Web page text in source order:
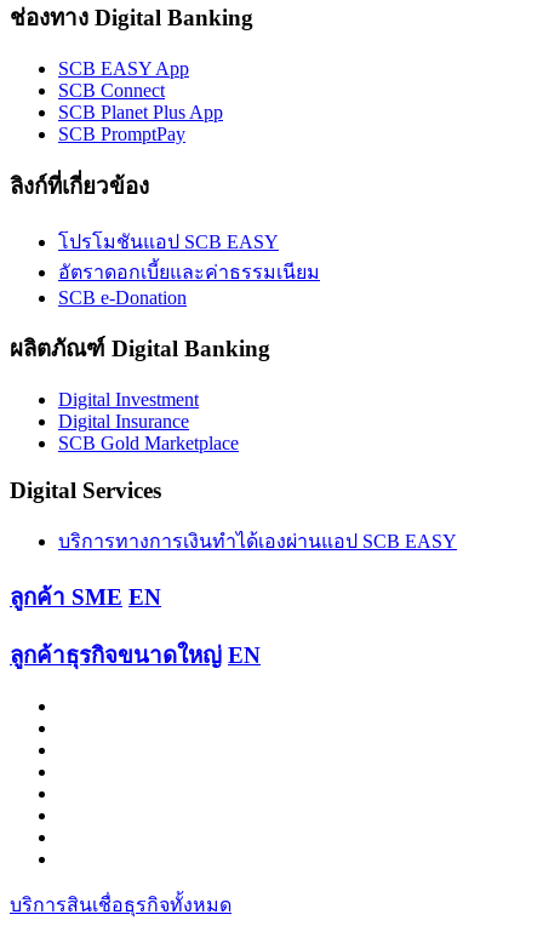
ช่องทาง Digital Banking
SCB EASY App
SCB Connect
SCB Planet Plus App
SCB PromptPay
ลิงก์ที่เกี่ยวข้อง
โปรโมชันแอป SCB EASY
อัตราดอกเบี้ยและค่าธรรมเนียม
SCB e-Donation
ผลิตภัณฑ์ Digital Banking
Digital Investment
Digital Insurance
SCB Gold Marketplace
Digital Services
บริการทางการเงินทำได้เองผ่านแอป SCB EASY
ลูกค้า SME EN
ลูกค้าธุรกิจขนาดใหญ่ EN
บริการสินเชื่อธุรกิจทั้งหมด